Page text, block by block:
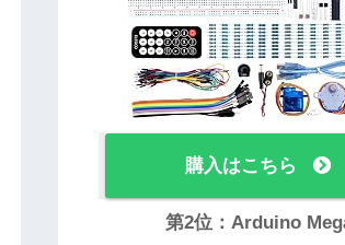
購入はこちら
第2位：Arduino